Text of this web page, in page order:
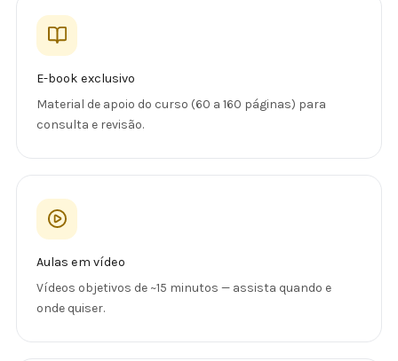
E-book exclusivo
Material de apoio do curso (60 a 160 páginas) para
consulta e revisão.
Aulas em vídeo
Vídeos objetivos de ~15 minutos — assista quando e
onde quiser.